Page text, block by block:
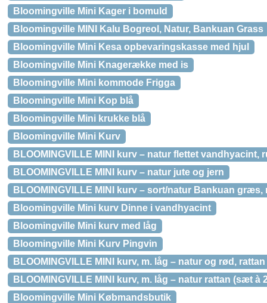
Bloomingville Mini Kager i bomuld
Bloomingville MINI Kalu Bogreol, Natur, Bankuan Grass
Bloomingville Mini Kesa opbevaringskasse med hjul
Bloomingville Mini Knagerække med is
Bloomingville Mini kommode Frigga
Bloomingville Mini Kop blå
Bloomingville Mini krukke blå
Bloomingville Mini Kurv
BLOOMINGVILLE MINI kurv – natur flettet vandhyacint,
BLOOMINGVILLE MINI kurv – natur jute og jern
BLOOMINGVILLE MINI kurv – sort/natur Bankuan græs,
Bloomingville Mini kurv Dinne i vandhyacint
Bloomingville Mini kurv med låg
Bloomingville Mini Kurv Pingvin
BLOOMINGVILLE MINI kurv, m. låg – natur og rød,
BLOOMINGVILLE MINI kurv, m. låg – natur rattan (sæt à
Bloomingville Mini Købmandsbutik